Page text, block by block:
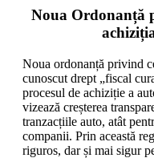
Noua Ordonanță
Noua ordonanță privind
cunoscut drept „fiscal
procesul de achiziție a
vizează creșterea
tranzacțiile auto, atât
companii. Prin această
riguros, dar și mai sigur